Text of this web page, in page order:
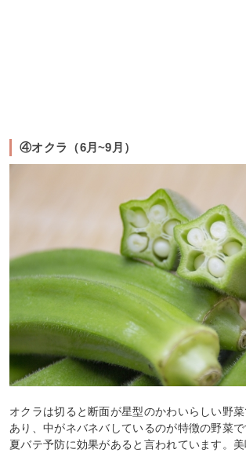
④オクラ（6月~9月）
オクラは切ると断面が星型のかわいらしい野
あり、中がネバネバしているのが特徴の野菜
夏バテ予防に効果があると言われています。